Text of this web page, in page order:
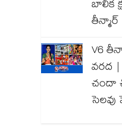
బాలిక
తీన్మార్
V6
వరద |
చందా
సెలవు